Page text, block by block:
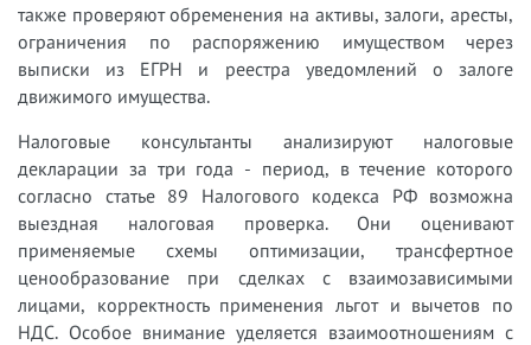
также проверяют обременения на активы, залоги, аресты,
ограничения по распоряжению имуществом через
выписки из ЕГРН и реестра уведомлений о залоге
движимого имущества.
Налоговые консультанты анализируют налоговые
декларации за три года - период, в течение которого
согласно статье 89 Налогового кодекса РФ возможна
выездная налоговая проверка. Они оценивают
применяемые схемы оптимизации, трансфертное
ценообразование при сделках с взаимозависимыми
лицами, корректность применения льгот и вычетов по
НДС. Особое внимание уделяется взаимоотношениям с